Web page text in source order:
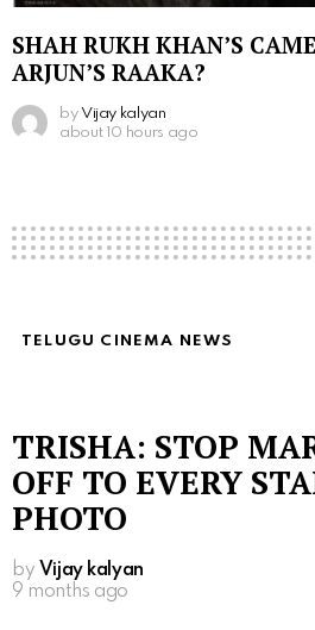
SHAH RUKH KHAN’S
ARJUN’S RAAKA?
by Vijay kalyan
about 10 hours ago
TELUGU CINEMA NEWS
TRISHA: STOP
OFF TO EVERY
PHOTO
by Vijay kalyan
9 months ago